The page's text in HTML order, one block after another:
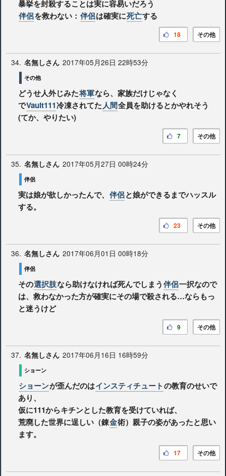
暴挙を封殺することは実に容易いだろう
伴侶を救わない： 伴侶は確実に死亡する
その他
18
34. 名無しさん 2017年05月26日 22時53分
その他
どうせ人外じみた将軍なら、家族だけじゃなく
でVault111冷凍されてた人間全員を助けるとかやれそう
(てか、やりたい)
その他
7
35. 名無しさん 2017年05月27日 00時24分
伴侶
実は娘が欲しかったんで、 伴侶と娘ができるまでハッスル
する。
その他
23
36. 名無しさん 2017年06月01日 00時18分
伴侶
その選択肢なら助けなければ死んでしまう伴侶一択なので
は、救わなかった方が確実にその場で殺される…ならもっ
と迷うけど
その他
9
37. 名無しさん 2017年06月16日 16時59分
ショーン
ショーンが歪んだのはインスティチュートの教育のせいで
あり、
仮に111からキチンとした教育を受けていれば、
荒廃した世界に逞しい（錬金術）親子の姿があったと思い
ます。
その他
17